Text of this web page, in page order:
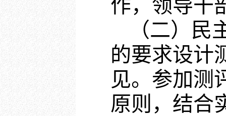
作，领导干
（二）
的要求设计
见。参加测
原则，结合